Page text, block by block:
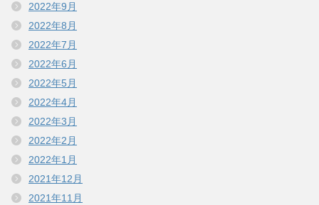
2022年9月
2022年8月
2022年7月
2022年6月
2022年5月
2022年4月
2022年3月
2022年2月
2022年1月
2021年12月
2021年11月